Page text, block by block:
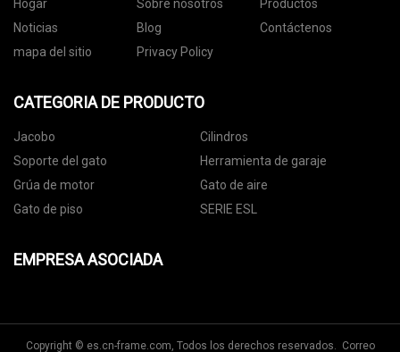
Hogar Sobre nosotros
Productos
Noticias
Blog
Contáctenos
mapa del sitio
Privacy Policy
CATEGORIA DE PRODUCTO
Jacobo
Cilindros
Soporte del gato
Herramienta de garaje
Grúa de motor
Gato de aire
Gato de piso
SERIE ESL
EMPRESA ASOCIADA
Copyright © es.cn-frame.com, Todos los derechos reservados. Correo